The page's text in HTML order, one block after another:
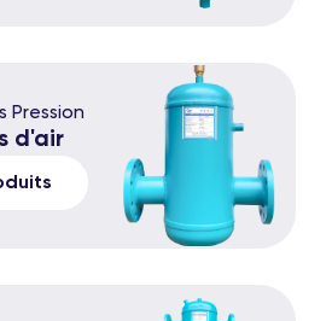
Pression
d'air